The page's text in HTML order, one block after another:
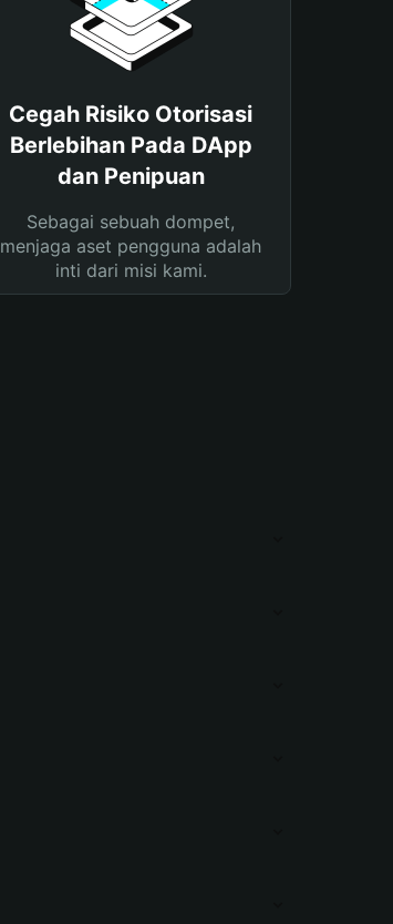
Cegah Risiko Otorisasi
Berlebihan Pada DApp
dan Penipuan
Sebagai sebuah dompet,
menjaga aset pengguna adalah
inti dari misi kami.